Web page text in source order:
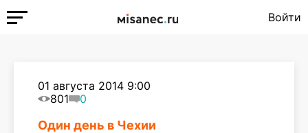
Войти
01 августа 2014 9:00
801
0
Один день в Чехии